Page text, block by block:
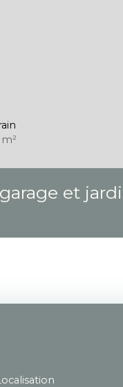
m²
et